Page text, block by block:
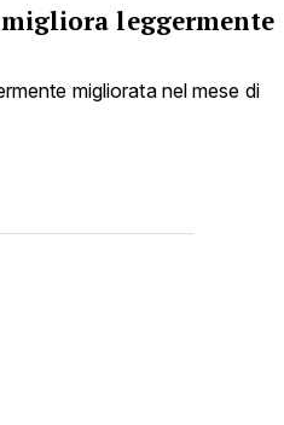
leggermente
migliorata nel mese di